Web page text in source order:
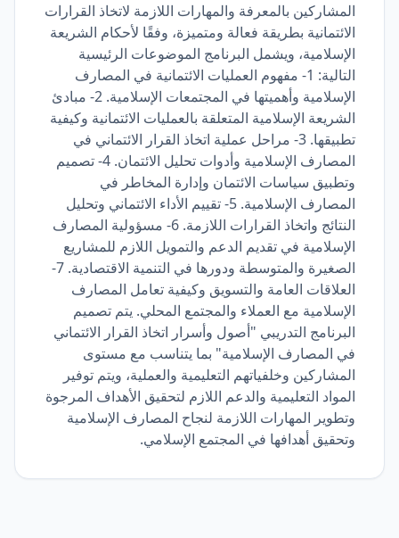
المشاركين بالمعرفة والمهارات اللازمة لاتخاذ القرارات
الائتمانية بطريقة فعالة ومتميزة، وفقًا لأحكام الشريعة
الإسلامية، ويشمل البرنامج الموضوعات الرئيسية
التالية: 1- مفهوم العمليات الائتمانية في المصارف
الإسلامية وأهميتها في المجتمعات الإسلامية. 2- مبادئ
الشريعة الإسلامية المتعلقة بالعمليات الائتمانية وكيفية
تطبيقها. 3- مراحل عملية اتخاذ القرار الائتماني في
المصارف الإسلامية وأدوات تحليل الائتمان. 4- تصميم
وتطبيق سياسات الائتمان وإدارة المخاطر في
المصارف الإسلامية. 5- تقييم الأداء الائتماني وتحليل
النتائج واتخاذ القرارات اللازمة. 6- مسؤولية المصارف
الإسلامية في تقديم الدعم والتمويل اللازم للمشاريع
الصغيرة والمتوسطة ودورها في التنمية الاقتصادية. 7-
العلاقات العامة والتسويق وكيفية تعامل المصارف
الإسلامية مع العملاء والمجتمع المحلي. يتم تصميم
البرنامج التدريبي "أصول وأسرار اتخاذ القرار الائتماني
في المصارف الإسلامية" بما يتناسب مع مستوى
المشاركين وخلفياتهم التعليمية والعملية، ويتم توفير
المواد التعليمية والدعم اللازم لتحقيق الأهداف المرجوة
وتطوير المهارات اللازمة لنجاح المصارف الإسلامية
وتحقيق أهدافها في المجتمع الإسلامي.